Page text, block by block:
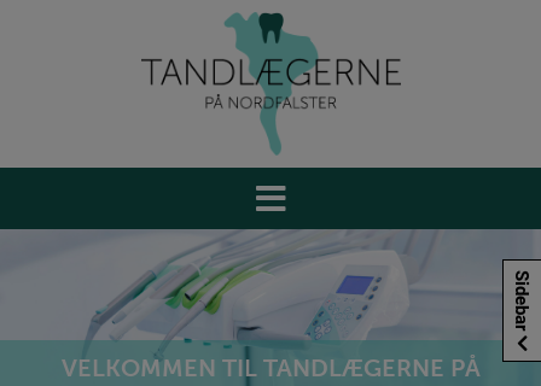
til
VELKOMMEN TIL TANDLÆGERNE PÅ
Sidebar